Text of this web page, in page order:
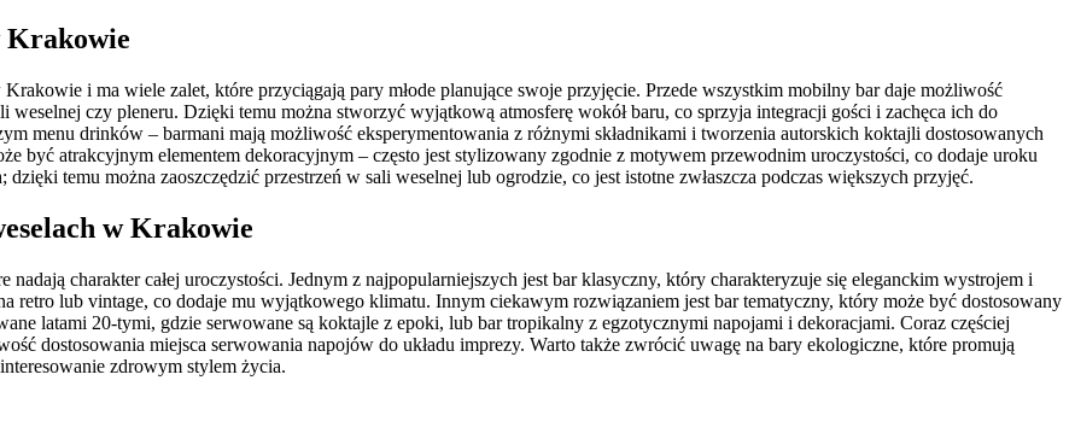
Krakowie
i ma wiele zalet, które przyciągają pary młode planujące swoje przyjęcie. Przede wszystkim mobilny bar daje możliwość
weselnej czy pleneru. Dzięki temu można stworzyć wyjątkową atmosferę wokół baru, co sprzyja integracji gości i zachęca ich do
menu drinków – barmani mają możliwość eksperymentowania z różnymi składnikami i tworzenia autorskich koktajli dostosowanych
być atrakcyjnym elementem dekoracyjnym – często jest stylizowany zgodnie z motywem przewodnim uroczystości, co dodaje uroku
temu można zaoszczędzić przestrzeń w sali weselnej lub ogrodzie, co jest istotne zwłaszcza podczas większych przyjęć.
w Krakowie
charakter całej uroczystości. Jednym z najpopularniejszych jest bar klasyczny, który charakteryzuje się eleganckim wystrojem i
retro lub vintage, co dodaje mu wyjątkowego klimatu. Innym ciekawym rozwiązaniem jest bar tematyczny, który może być dostosowany
latami 20-tymi, gdzie serwowane są koktajle z epoki, lub bar tropikalny z egzotycznymi napojami i dekoracjami. Coraz częściej
dostosowania miejsca serwowania napojów do układu imprezy. Warto także zwrócić uwagę na bary ekologiczne, które promują
zdrowym stylem życia.